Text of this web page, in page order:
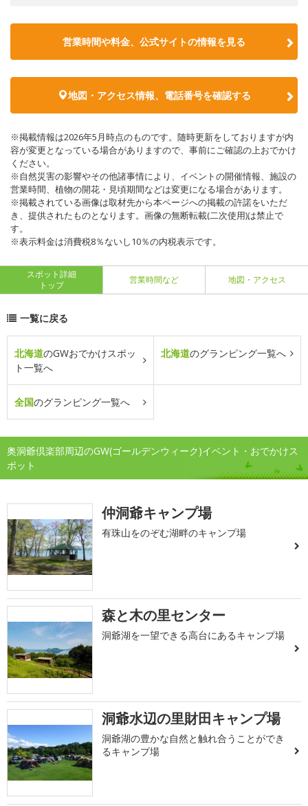
営業時間や料金、公式サイトの情報を見る
地図・アクセス情報、電話番号を確認する
※掲載情報は2026年5月時点のものです。随時更新をしておりますが内
容が変更となっている場合がありますので、事前にご確認の上おでかけ
ください。
※自然災害の影響やその他諸事情により、イベントの開催情報、施設の
営業時間、植物の開花・見頃期間などは変更になる場合があります。
※掲載されている画像は取材先から本ページへの掲載の許諾をいただ
き、提供されたものとなります。画像の無断転載(二次使用)は禁止で
す。
※表示料金は消費税8％ないし10％の内税表示です。
スポット詳細
トップ
営業時間など 地図・アクセス
一覧に戻る
北海道のGWおでかけスポッ
ト一覧へ
北海道のグランピング一覧へ
全国のグランピング一覧へ
奥洞爺倶楽部周辺のGW(ゴールデンウィーク)イベント・おでかけス
ポット
仲洞爺キャンプ場
有珠山をのぞむ湖畔のキャンプ場
森と木の里センター
洞爺湖を一望できる高台にあるキャンプ場
洞爺水辺の里財田キャンプ場
洞爺湖の豊かな自然と触れ合うことができ
るキャンプ場